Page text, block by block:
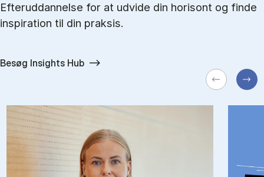
Efteruddannelse for at udvide din horisont og finde
inspiration til din praksis.
Besøg Insights Hub